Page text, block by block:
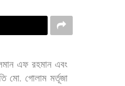
এফ রহমান এবং
মো.গোলাম মর্তূজা